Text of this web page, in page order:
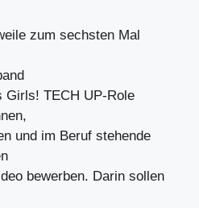
zum sechsten Mal
Girls! TECH UP-Role
und im Beruf stehende
bewerben. Darin sollen